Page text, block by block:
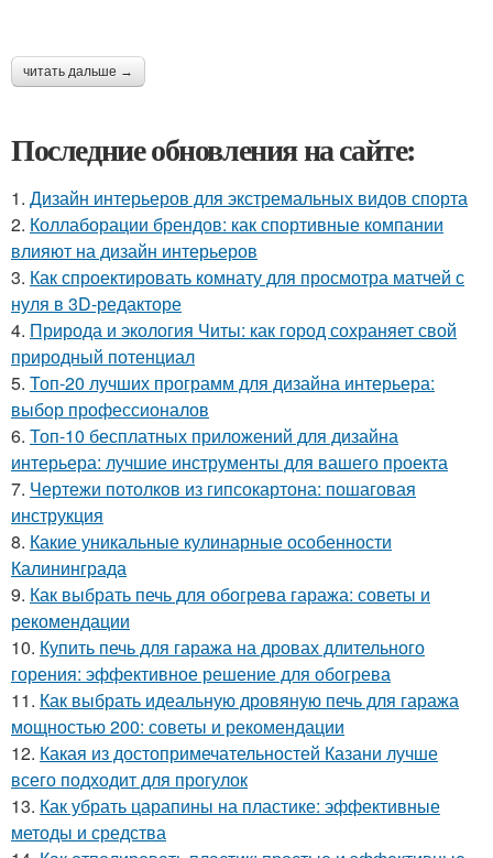
читать дальше →
Последние обновления на сайте:
1. Дизайн интерьеров для экстремальных видов спорта
2. Коллаборации брендов: как спортивные компании
влияют на дизайн интерьеров
3. Как спроектировать комнату для просмотра матчей с
нуля в 3D-редакторе
4. Природа и экология Читы: как город сохраняет свой
природный потенциал
5. Топ-20 лучших программ для дизайна интерьера:
выбор профессионалов
6. Топ-10 бесплатных приложений для дизайна
интерьера: лучшие инструменты для вашего проекта
7. Чертежи потолков из гипсокартона: пошаговая
инструкция
8. Какие уникальные кулинарные особенности
Калининграда
9. Как выбрать печь для обогрева гаража: советы и
рекомендации
10. Купить печь для гаража на дровах длительного
горения: эффективное решение для обогрева
11. Как выбрать идеальную дровяную печь для гаража
мощностью 200: советы и рекомендации
12. Какая из достопримечательностей Казани лучше
всего подходит для прогулок
13. Как убрать царапины на пластике: эффективные
методы и средства